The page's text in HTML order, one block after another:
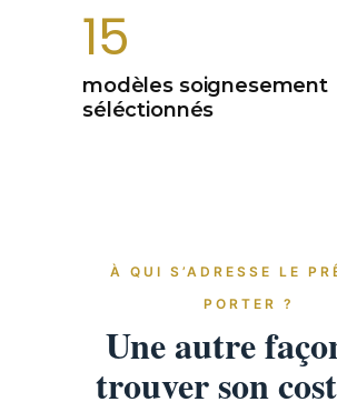
15
modèles soignesement
séléctionnés
À QUI S’ADRESSE LE
PORTER ?
Une autre
trouver son